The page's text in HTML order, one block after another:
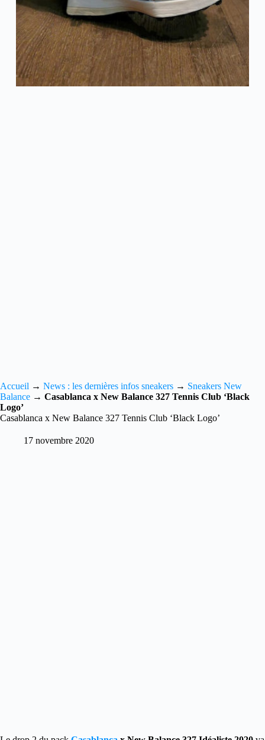
Accueil → News : les dernières infos sneakers → Sneakers New
Balance → Casablanca x New Balance 327 Tennis Club ‘Black
Logo’
Casablanca x New Balance 327 Tennis Club ‘Black Logo’
17 novembre 2020